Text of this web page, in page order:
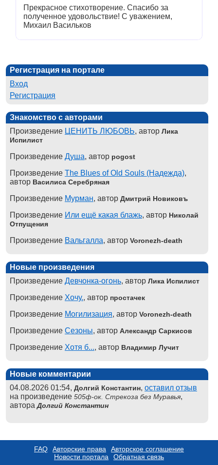
Прекрасное стихотворение. Спасибо за
полученное удовольствие! С уважением,
Михаил Васильков
Регистрация на портале
Вход
Регистрация
Знакомство с авторами
Произведение ЦЕНИТЬ ЛЮБОВЬ, автор Лика
Испилист
Произведение Душа, автор pogost
Произведение The Blues of Old Souls (Надежда),
автор Василиса Серебряная
Произведение Мурман, автор Дмитрий Новиковъ
Произведение Или ещё какая блажь, автор Николай
Отпущения
Произведение Вальгалла, автор Voronezh-death
Новые произведения
Произведение Девчонка-огонь, автор Лика Испилист
Произведение Хочу., автор простачек
Произведение Могилизация, автор Voronezh-death
Произведение Сезоны, автор Александр Саркисов
Произведение Хотя б..., автор Владимир Лучит
Новые комментарии
04.08.2026 01:54, Долгий Константин, оставил отзыв
на произведение 505ф-ок. Стрекоза без Муравья,
автораДолгий Константин
FAQ Авторские права
Авторское соглашение
Новости портала
Обратная связь